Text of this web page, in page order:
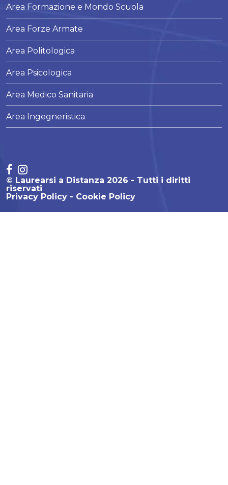
Area Formazione e Mondo Scuola
Area Forze Armate
Area Politologica
Area Psicologica
Area Medico Sanitaria
Area Ingegneristica
© Laurearsi a Distanza 2026 - Tutti i diritti
riservati
Privacy Policy
Cookie Policy